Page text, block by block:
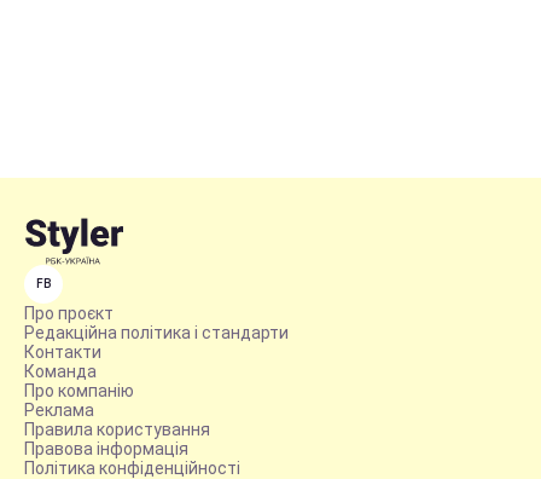
FB
Про проєкт
Редакційна політика і стандарти
Контакти
Команда
Про компанію
Реклама
Правила користування
Правова інформація
Політика конфіденційності